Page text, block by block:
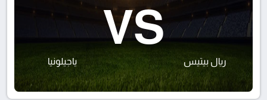
ريال بيتيس
VS
ياجيلونيا